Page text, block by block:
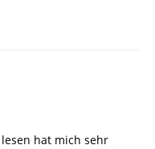
hat mich sehr